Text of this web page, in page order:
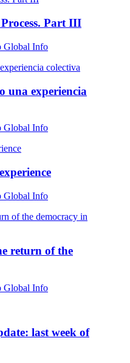
Part III
Global Info
una experiencia
Global Info
Global Info
return of the
Global Info
last week of